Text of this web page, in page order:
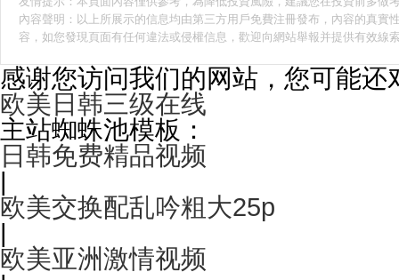
內容聲明：以上所展示的信息均由第三方用戶免費注冊發布，內容的真
容，如您發現頁面有任何違法或侵權信息，歡迎向網站舉報并提供有效線
感谢您访问我们的网站，您可能还
欧美日韩三级在线
主站蜘蛛池模板：
日韩免费精品视频
|
欧美交换配乱吟粗大25p
|
欧美亚洲激情视频